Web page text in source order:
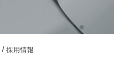
採用情報